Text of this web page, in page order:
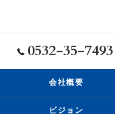
0532-35-7493
会社概要
ビジョン